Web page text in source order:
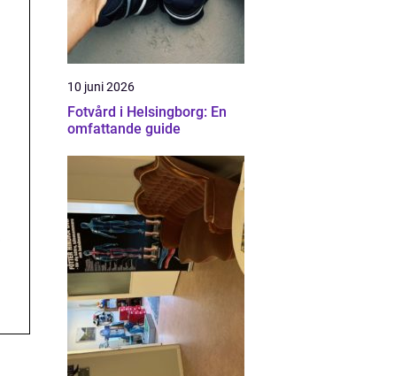
10 juni 2026
Fotvård i Helsingborg: En
omfattande guide